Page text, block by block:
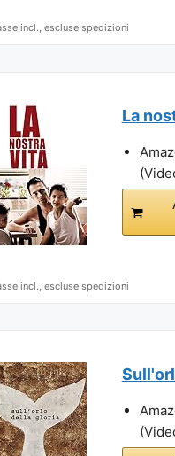
incl., escluse spedizioni
La
incl., escluse spedizioni